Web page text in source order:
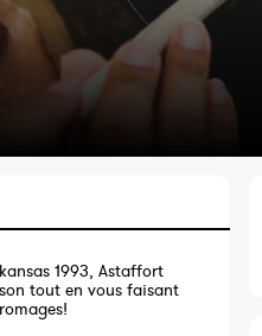
1993, Astaffort
tout en vous faisant